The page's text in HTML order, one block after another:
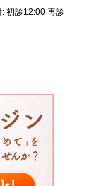
初診12:00 再診